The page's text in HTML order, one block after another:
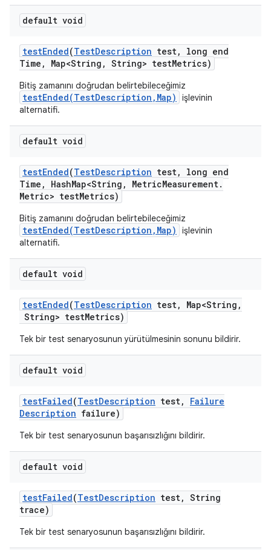
default void
testEnded(TestDescription test,
long end
Time , Map<String , String> testMetrics)
Bitiş zamanını doğrudan belirtebileceğimiz
testEnded(TestDescription,Map)
işlevinin
alternatifi.
default void
testEnded(TestDescription test,
long end
Time , HashMap<String , MetricMeasurement.
Metric> testMetrics)
Bitiş zamanını doğrudan belirtebileceğimiz
testEnded(TestDescription,Map)
işlevinin
alternatifi.
default void
testEnded(TestDescription test, Map<String ,
String> testMetrics)
Tek bir test senaryosunun yürütülmesinin sonunu bildirir.
default void
testFailed(TestDescription test,
Failure
Description failure)
Tek bir test senaryosunun başarısızlığını bildirir.
default void
testFailed(TestDescription test, String
trace)
Tek bir test senaryosunun başarısızlığını bildirir.